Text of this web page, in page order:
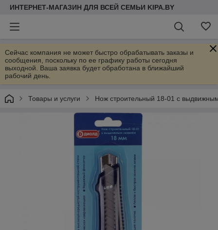
ИНТЕРНЕТ-МАГАЗИН ДЛЯ ВСЕЙ СЕМЬИ KIPA.BY
Сейчас компания не может быстро обрабатывать заказы и
сообщения, поскольку по ее графику работы сегодня
выходной. Ваша заявка будет обработана в ближайший
рабочий день.
Товары и услуги Нож строительный 18-01 с